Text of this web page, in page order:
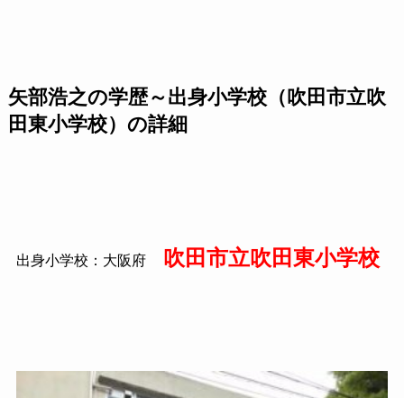
矢部浩之の学歴～出身小学校（吹田市立吹
田東小学校）の詳細
出身小学校：大阪府 吹田市立吹田東小学校